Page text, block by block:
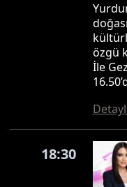
özgü
İle
18:30